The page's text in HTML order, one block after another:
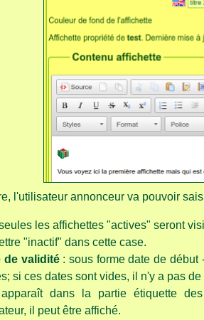
l'utilisateur annonceur va pouvoir
les affichettes "actives" seront
"inactif" dans cette case.
de validité : sous forme date de
si ces dates sont vides, il n'y a pas
dans la partie étiquette
il peut être affiché.